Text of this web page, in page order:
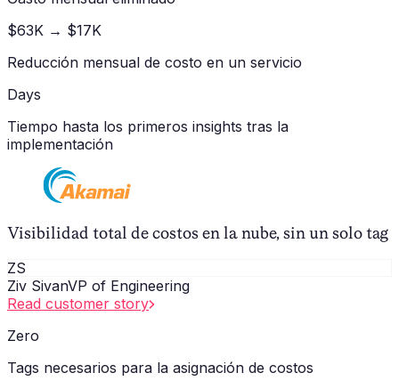
$63K → $17K
Reducción mensual de costo en un servicio
Days
Tiempo hasta los primeros insights tras la
implementación
Visibilidad total de costos en la nube, sin un solo tag
ZS
Ziv SivanVP of Engineering
Read customer story
Zero
Tags necesarios para la asignación de costos